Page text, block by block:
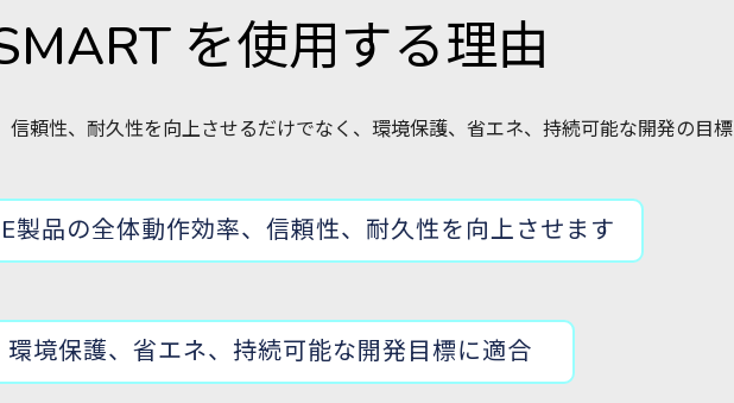
を使用する理由
頼性、耐久性を向上させるだけでなく、環境保護、省エネ、持続可能な開発の目標
品の全体動作効率、信頼性、耐久性を向上させます
境保護、省エネ、持続可能な開発目標に適合